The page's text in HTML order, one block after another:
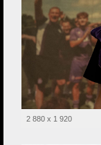
2 880 x 1 920